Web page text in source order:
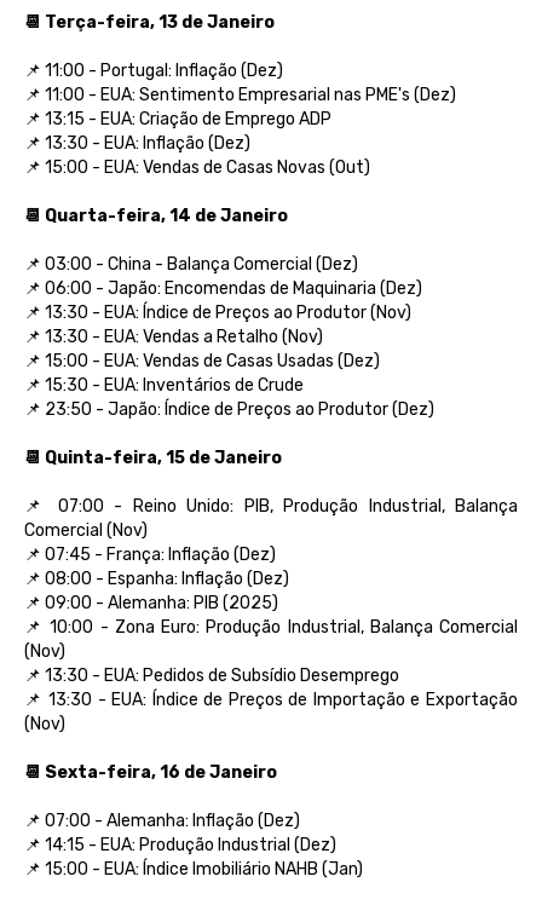
📆 Terça-feira, 13 de Janeiro
📌 11:00 - Portugal: Inflação (Dez)
📌 11:00 - EUA: Sentimento Empresarial nas PME's (Dez)
📌 13:15 - EUA: Criação de Emprego ADP
📌 13:30 - EUA: Inflação (Dez)
📌 15:00 - EUA: Vendas de Casas Novas (Out)
📆 Quarta-feira, 14 de Janeiro
📌 03:00 - China - Balança Comercial (Dez)
📌 06:00 - Japão: Encomendas de Maquinaria (Dez)
📌 13:30 - EUA: Índice de Preços ao Produtor (Nov)
📌 13:30 - EUA: Vendas a Retalho (Nov)
📌 15:00 - EUA: Vendas de Casas Usadas (Dez)
📌 15:30 - EUA: Inventários de Crude
📌 23:50 - Japão: Índice de Preços ao Produtor (Dez)
📆 Quinta-feira, 15 de Janeiro
📌 07:00 - Reino Unido: PIB, Produção Industrial, Balança
Comercial (Nov)
📌 07:45 - França: Inflação (Dez)
📌 08:00 - Espanha: Inflação (Dez)
📌 09:00 - Alemanha: PIB (2025)
📌 10:00 - Zona Euro: Produção Industrial, Balança Comercial
(Nov)
📌 13:30 - EUA: Pedidos de Subsídio Desemprego
📌 13:30 - EUA: Índice de Preços de Importação e Exportação
(Nov)
📆 Sexta-feira, 16 de Janeiro
📌 07:00 - Alemanha: Inflação (Dez)
📌 14:15 - EUA: Produção Industrial (Dez)
📌 15:00 - EUA: Índice Imobiliário NAHB (Jan)